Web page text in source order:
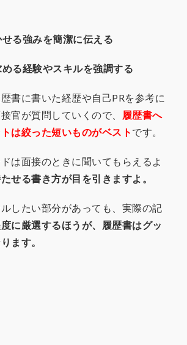
る強みを簡潔に伝える
る経験やスキルを強調する
書に書いた経歴や自己PRを参考に
官が質問していくので、
履歴書へ
は絞った短いものがベスト です。
は面接のときに聞いてもらえるよ
せる書き方が目を引きますよ。
したい部分があっても、実際の記
に厳選するほうが、履歴書はグッ
ます。